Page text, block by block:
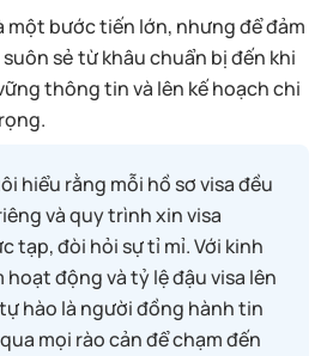
một bước tiến lớn, nhưng để đảm
sẻ từ khâu chuẩn bị đến khi
thông tin và lên kế hoạch chi
hiểu rằng mỗi hồ sơ visa đều
và quy trình xin visa
tạp, đòi hỏi sự tỉ mỉ. Với kinh
hoạt động và tỷ lệ đậu visa lên
hào là người đồng hành tin
mọi rào cản để chạm đến